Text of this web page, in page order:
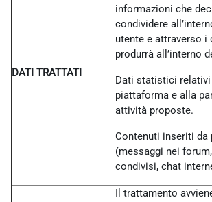
DATI TRATTATI
informazioni che
condividere
utente e attraverso i
produrrà all’interno
Dati statistici
piattaforma e alla
attività proposte.
Contenuti inseriti da
(messaggi nei
condivisi, chat
Il trattamento